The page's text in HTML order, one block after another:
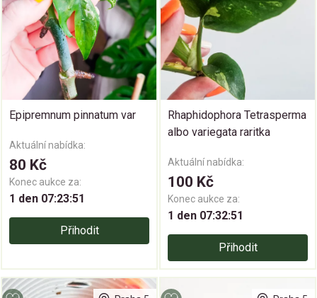
Epipremnum pinnatum var
Aktuální nabídka:
80 Kč
Konec aukce za:
1 den 07:23:50
Přihodit
Rhaphidophora Tetrasperma
albo variegata raritka
Aktuální nabídka:
100 Kč
Konec aukce za:
1 den 07:32:50
Přihodit